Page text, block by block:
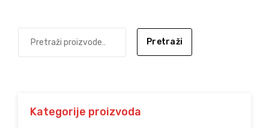
Pretraži
Kategorije proizvoda